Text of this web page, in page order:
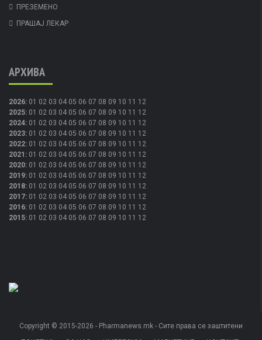
ПРЕЗЕМЕНО
ПРАШАЈ ЛЕКАР
АРХИВА
2026: 01 02 03 04 05 06 07 08 09 10 11 12
2025: 01 02 03 04 05 06 07 08 09 10 11 12
2024: 01 02 03 04 05 06 07 08 09 10 11 12
2023: 01 02 03 04 05 06 07 08 09 10 11 12
2022: 01 02 03 04 05 06 07 08 09 10 11 12
2021 : 01 02 03 04 05 06 07 08 09 10 11 12
2020: 01 02 03 04 05 06 07 08 09 10 11 12
2019: 01 02 03 04 05 06 07 08 09 10 11 12
2018: 01 02 03 04 05 06 07 08 09 10 11 12
2017: 01 02 03 04 05 06 07 08 09 10 11 12
2016: 01 02 03 04 05 06 07 08 09 10 11 12
2015: 01 02 03 04 05 06 07 08 09 10 11 12
Copyright © 2015-2026 - Pharmanews.mk - Сите права се заштитени